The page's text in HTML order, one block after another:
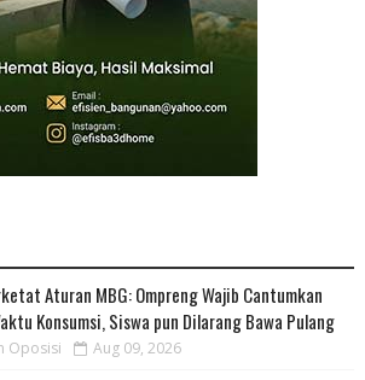
Aturan MBG: Ompreng Wajib Cantumkan
Konsumsi, Siswa pun Dilarang Bawa Pulang
Oposisi Aug 09, 2026